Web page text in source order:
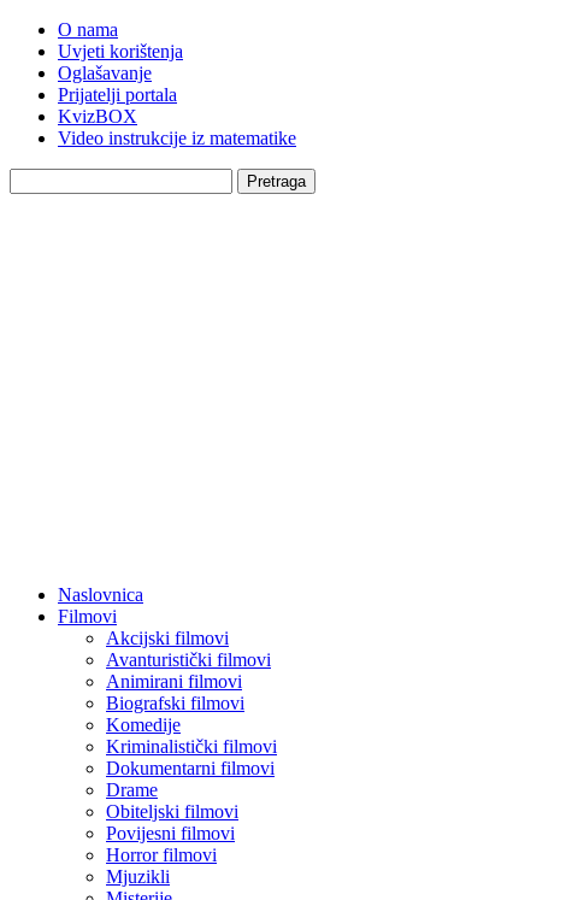
O nama
Uvjeti korištenja
Oglašavanje
Prijatelji portala
KvizBOX
Video instrukcije iz matematike
Pretraga
Naslovnica
Filmovi
Akcijski filmovi
Avanturistički filmovi
Animirani filmovi
Biografski filmovi
Komedije
Kriminalistički filmovi
Dokumentarni filmovi
Drame
Obiteljski filmovi
Povijesni filmovi
Horror filmovi
Mjuzikli